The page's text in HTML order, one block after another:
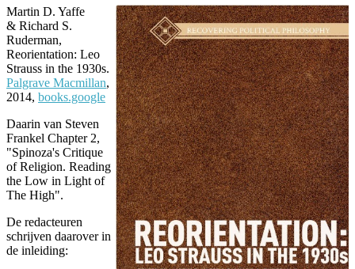
Martin D. Yaffe
& Richard S.
Ruderman,
Reorientation: Leo
Strauss in the 1930s.
Palgrave Macmillan,
2014, books.google
Daarin van Steven
Frankel Chapter 2,
"Spinoza's Critique
of Religion. Reading
the Low in Light of
The High".
De redacteuren
schrijven daarover in
de inleiding: